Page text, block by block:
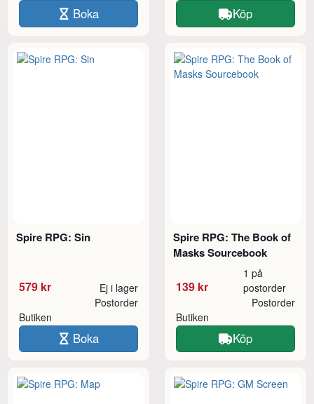
Boka Köp
Spire RPG: Sin
579 kr Ej i lager
Butiken
Postorder
Boka
Spire RPG: The Book of
Masks Sourcebook
139 kr
1 på
postorder
Butiken
Postorder
Köp